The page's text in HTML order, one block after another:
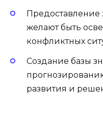
желают быть
конфликтных
Создание базы
развития и